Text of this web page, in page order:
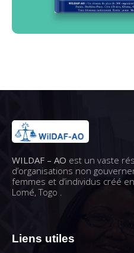
WILDAF – AO est un vaste
d’organisations non
femmes et d’individus créé
Lomé, Togo .
Liens utiles